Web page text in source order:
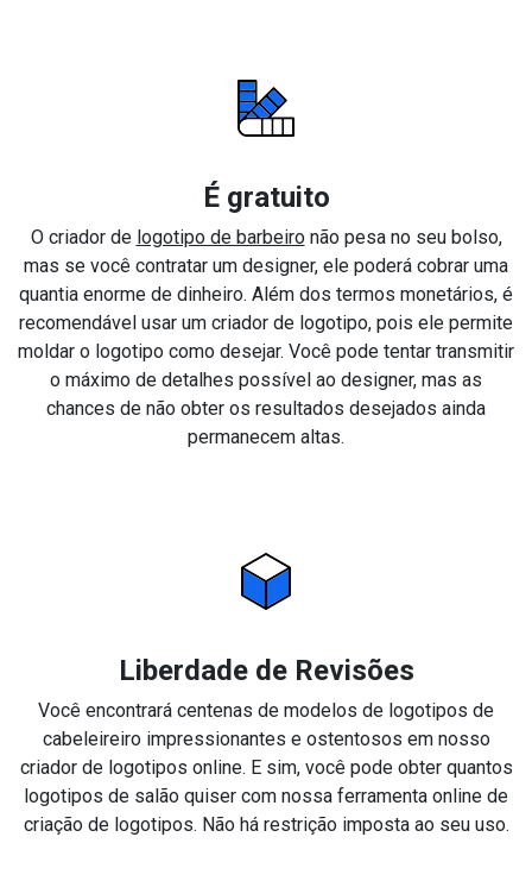
É gratuito
O criador de logotipo de barbeironão pesa no seu bolso,
mas se você contratar um designer, ele poderá cobrar uma
quantia enorme de dinheiro. Além dos termos monetários, é
recomendável usar um criador de logotipo, pois ele permite
moldar o logotipo como desejar. Você pode tentar transmitir
o máximo de detalhes possível ao designer, mas as
chances de não obter os resultados desejados ainda
permanecem altas.
Liberdade de Revisões
Você encontrará centenas de modelos de logotipos de
cabeleireiro impressionantes e ostentosos em nosso
criador de logotipos online. E sim, você pode obter quantos
logotipos de salão quiser com nossa ferramenta online de
criação de logotipos. Não há restrição imposta ao seu uso.